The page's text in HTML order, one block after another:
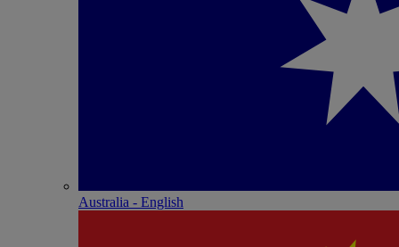
Australia - English